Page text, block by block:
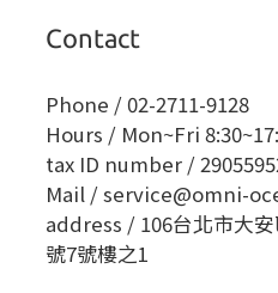
Contact
Phone / 02-2711-9128
Hours / Mon~Fri
tax ID number /
Mail / service@omni-
address / 106台北市大
號7號樓之1